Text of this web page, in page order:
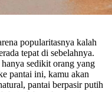
popularitasnya kalah
tepat di sebelahnya.
sedikit orang yang
pantai ini, kamu akan
pantai berpasir putih